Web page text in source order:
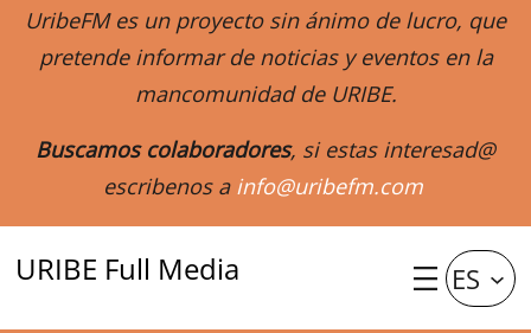
UribeFM es un proyecto sin ánimo de lucro, que
pretende informar de noticias y eventos en la
mancomunidad de URIBE.
Buscamos colaboradores, si estas interesad@
escribenos a info@uribefm.com
URIBE Full Media ES